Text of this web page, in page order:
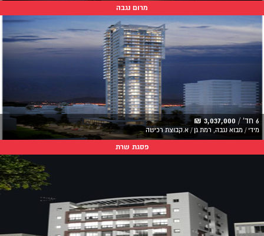
מרום נגבה
6 חד' / 3,037,000 ₪
מידי / מבוא נגבה, רמת גן / א.קבוצת רכישה
פסגת שרת